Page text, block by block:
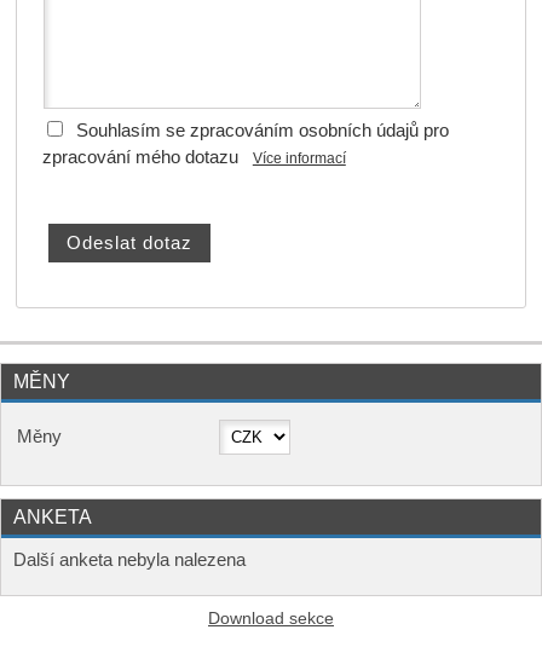
Souhlasím se zpracováním osobních údajů pro
zpracování mého dotazu
Více informací
MĚNY
Měny
ANKETA
Další anketa nebyla nalezena
Download sekce